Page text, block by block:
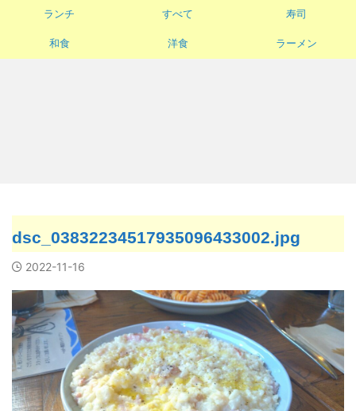
ランチ すべて 寿司
和食 洋食 ラーメン
dsc_03832234517935096433002.jpg
2022-11-16